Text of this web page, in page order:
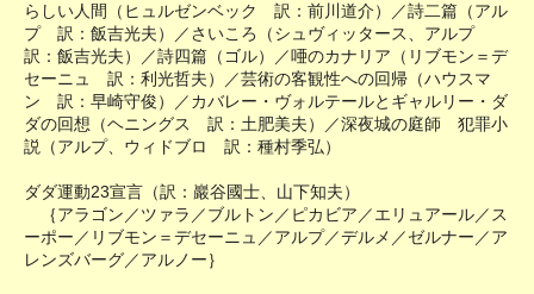
らしい人間（ヒュルゼンベック 訳：前川道介）／詩二篇（アル
プ 訳：飯吉光夫）／さいころ（シュヴィッタース、アルプ
訳：飯吉光夫）／詩四篇（ゴル）／唖のカナリア（リブモン＝デ
セーニュ 訳：利光哲夫）／芸術の客観性への回帰（ハウスマ
ン 訳：早崎守俊）／カバレー・ヴォルテールとギャルリー・ダ
ダの回想（ヘニングス 訳：土肥美夫）／深夜城の庭師 犯罪小
説（アルプ、ウィドブロ 訳：種村季弘）
ダダ運動23宣言（訳：巖谷國士、山下知夫）
｛アラゴン／ツァラ／ブルトン／ピカビア／エリュアール／ス
ーポー／リブモン＝デセーニュ／アルプ／デルメ／ゼルナー／ア
レンズバーグ／アルノー｝